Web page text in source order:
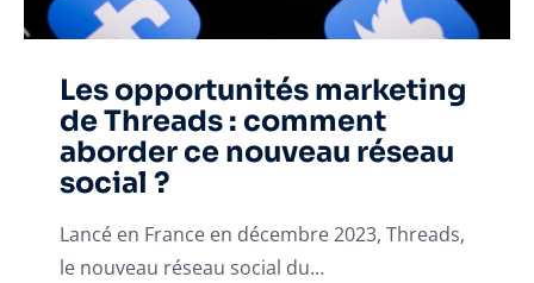
Les opportunités marketing
de Threads : comment
aborder ce nouveau réseau
social ?
Lancé en France en décembre 2023, Threads,
le nouveau réseau social du…